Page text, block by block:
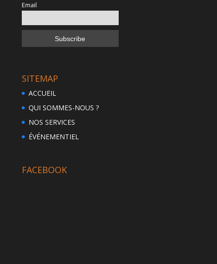
Email
SITEMAP
ACCUEIL
QUI SOMMES-NOUS ?
NOS SERVICES
ÉVÉNEMENTIEL
FACEBOOK